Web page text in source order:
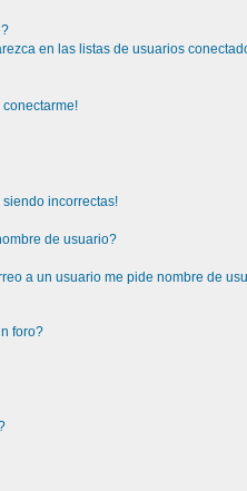
en las listas de usuarios
incorrectas!
de usuario?
a un usuario me pide nombre de
foro?